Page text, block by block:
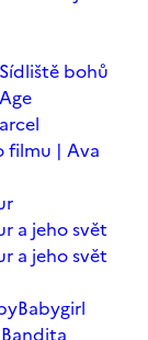
bohů
filmu | Ava
a jeho svět
a jeho svět
Babygirl